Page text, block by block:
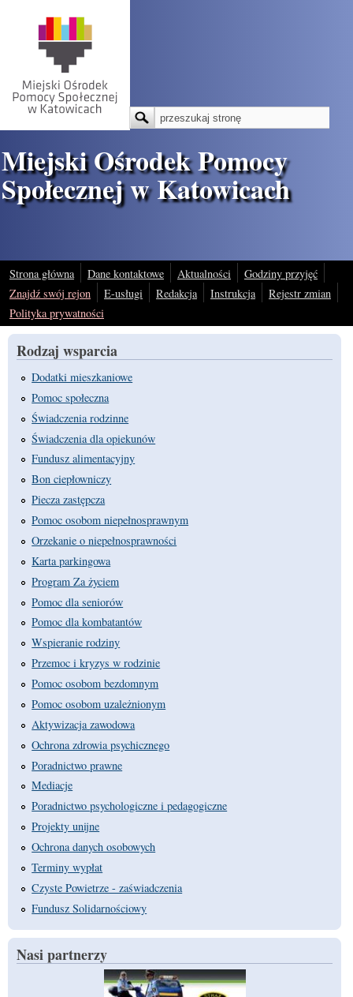
Miejski Ośrodek Pomocy
Społecznej w Katowicach
Formularz wyszukiwania
Szukaj
Strona główna Dane kontaktowe Aktualności
Godziny przyjęć
Znajdź swój rejon
E-usługi Redakcja Instrukcja
Rejestr zmian
Polityka prywatności
Rodzaj wsparcia
Dodatki mieszkaniowe
Pomoc społeczna
Świadczenia rodzinne
Świadczenia dla opiekunów
Fundusz alimentacyjny
Bon ciepłowniczy
Piecza zastępcza
Pomoc osobom niepełnosprawnym
Orzekanie o niepełnosprawności
Karta parkingowa
Program Za życiem
Pomoc dla seniorów
Pomoc dla kombatantów
Wspieranie rodziny
Przemoc i kryzys w rodzinie
Pomoc osobom bezdomnym
Pomoc osobom uzależnionym
Aktywizacja zawodowa
Ochrona zdrowia psychicznego
Poradnictwo prawne
Mediacje
Poradnictwo psychologiczne i pedagogiczne
Projekty unijne
Ochrona danych osobowych
Terminy wypłat
Czyste Powietrze - zaświadczenia
Fundusz Solidarnościowy
Nasi partnerzy